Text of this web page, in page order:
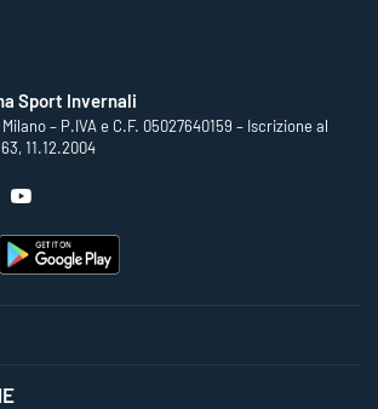
Sport Invernali
– P.IVA e C.F. 05027640159 – Iscrizione al
11.12.2004